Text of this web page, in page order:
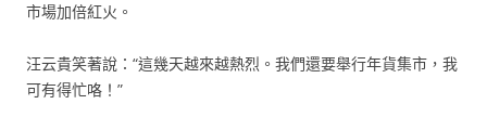
市場加倍紅火。
汪云貴笑著說：“這幾天越來越熱烈。我們還要舉行年貨集市，我
可有得忙咯！”